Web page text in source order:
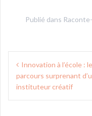
Publié dans
Navigation
de
l’article
Innovation à l’école : le
parcours surprenant
instituteur créatif